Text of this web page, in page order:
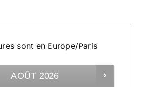
sont en Europe/Paris
AOÛT 2026